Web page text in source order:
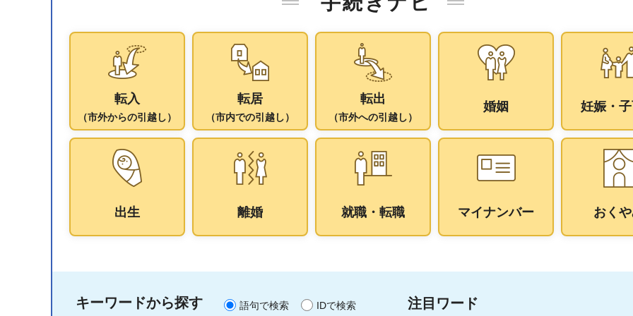
転入
（市外からの引越し）
転居
（市内での引越し）
転出
（市外への引越し）
婚姻 妊娠・
出生 離婚 就職・転職 マイナンバー おく
キーワードから探す 語句で検索 IDで検索 注目ワード